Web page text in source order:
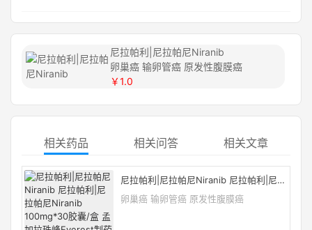
尼拉帕利|尼拉帕尼Niranib
卵巢癌 输卵管癌 原发性腹膜癌
￥1.0
相关药品 相关问答 相关文章
尼拉帕利|尼拉帕尼Niranib 尼拉帕利|尼拉
帕尼Niranib 100mg*30胶囊/盒 孟加拉珠
卵巢癌 输卵管癌 原发性腹膜癌